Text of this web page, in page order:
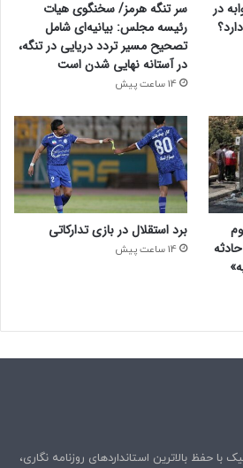
آپارتمان ۲ خوابه در
سر تنگه هرمز/ سخنگوی هیات
رئیسه مجلس: بیانیه‌ای شامل
تصحیح مسیر تردد دریایی در تنگه،
در آستانه نهایی شدن است
14 ساعت پیش
مصدوم
برد استقلال در بازی تدارکاتی
14 ساعت پیش
حفظ بالاترین استانداردهای روزنامه نگاری،